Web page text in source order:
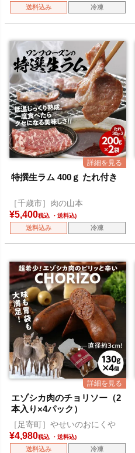
送料込み 冷凍
特撰生ラム 400ｇ たれ付き
［千歳市］肉の山本
¥5,400税込
送料込み 冷凍
エゾシカ肉のチョリソー（2
本入り×4パック）
［足寄町］やせいのおにくや
¥4,980税込
送料込み 冷凍